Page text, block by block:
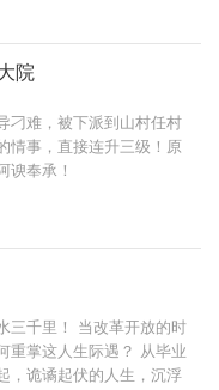
绍一下，我叫程实，从不骗
过我？ 没关系，你只是还
记得了。 ... 书名，其他均
非爽文，介意慎入 ...
院
刁难，被下派到山村任村
情事，直接连升三级！原
谀奉承！
三千里！ 当改革开放的时
重掌这人生际遇？ 从毕业
，诡谲起伏的人生，沉浮